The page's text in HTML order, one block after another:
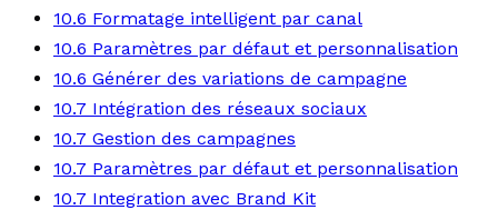
10.6 Formatage intelligent par canal
10.6 Paramètres par défaut et personnalisation
10.6 Générer des variations de campagne
10.7 Intégration des réseaux sociaux
10.7 Gestion des campagnes
10.7 Paramètres par défaut et personnalisation
10.7 Integration avec Brand Kit